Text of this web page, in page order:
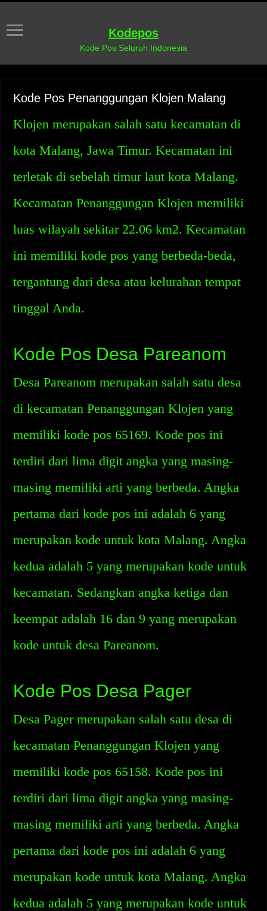
Kodepos
Kode Pos Seluruh Indonesia
Kode Pos Penanggungan Klojen Malang
Klojen merupakan salah satu kecamatan di
kota Malang, Jawa Timur. Kecamatan ini
terletak di sebelah timur laut kota Malang.
Kecamatan Penanggungan Klojen memiliki
luas wilayah sekitar 22.06 km2. Kecamatan
ini memiliki kode pos yang berbeda-beda,
tergantung dari desa atau kelurahan tempat
tinggal Anda.
Kode Pos Desa Pareanom
Desa Pareanom merupakan salah satu desa
di kecamatan Penanggungan Klojen yang
memiliki kode pos 65169. Kode pos ini
terdiri dari lima digit angka yang masing-
masing memiliki arti yang berbeda. Angka
pertama dari kode pos ini adalah 6 yang
merupakan kode untuk kota Malang. Angka
kedua adalah 5 yang merupakan kode untuk
kecamatan. Sedangkan angka ketiga dan
keempat adalah 16 dan 9 yang merupakan
kode untuk desa Pareanom.
Kode Pos Desa Pager
Desa Pager merupakan salah satu desa di
kecamatan Penanggungan Klojen yang
memiliki kode pos 65158. Kode pos ini
terdiri dari lima digit angka yang masing-
masing memiliki arti yang berbeda. Angka
pertama dari kode pos ini adalah 6 yang
merupakan kode untuk kota Malang. Angka
kedua adalah 5 yang merupakan kode untuk